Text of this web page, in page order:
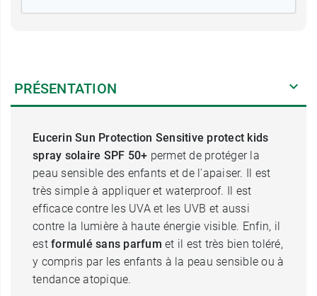
PRÉSENTATION
Eucerin Sun Protection Sensitive protect kids
spray solaire SPF 50+ permet de protéger la
peau sensible des enfants et de l'apaiser. Il est
très simple à appliquer et waterproof. Il est
efficace contre les UVA et les UVB et aussi
contre la lumière à haute énergie visible. Enfin, il
est formulé sans parfum et il est très bien toléré,
y compris par les enfants à la peau sensible ou à
tendance atopique.